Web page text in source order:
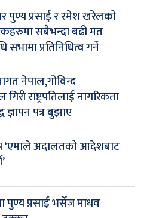
पुण्य प्रसाई र रमेश खरेलको
सबैभन्दा बढी मत
सभामा प्रतिनिधित्व गर्ने
नेपाल,गोविन्द
गिरी राष्ट्रपतिलाई नागरिकता
ज्ञापन पत्र बुझाए
अदालतको आदेशबाट
पुण्य प्रसाई भर्सेज माधव